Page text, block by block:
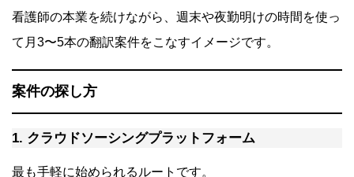
看護師の本業を続けながら、週末や夜勤明けの時間を使っ
て月3〜5本の翻訳案件をこなすイメージです。
案件の探し方
1. クラウドソーシングプラットフォーム
最も手軽に始められるルートです。